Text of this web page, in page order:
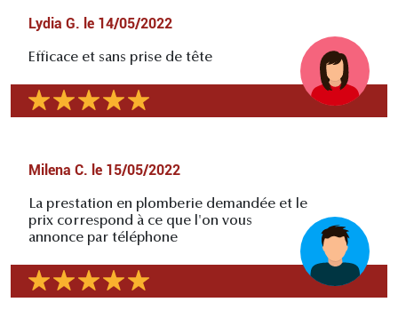
Lydia G. le 14/05/2022
Efficace et sans prise de tête
Milena C. le 15/05/2022
La prestation en plomberie demandée et le
prix correspond à ce que l'on vous
annonce par téléphone